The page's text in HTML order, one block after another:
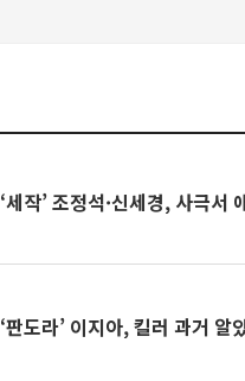
‘세작’ 조정석·신세경, 사극서
‘판도라’ 이지아, 킬러 과거